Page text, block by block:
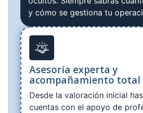
y cómo se gestiona tu
Asesoría experta y
acompañamiento total
Desde la valoración inicial
cuentas con el apoyo de